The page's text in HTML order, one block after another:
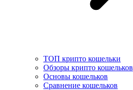
ТОП крипто кошельки
Обзоры крипто кошельков
Основы кошельков
Сравнение кошельков